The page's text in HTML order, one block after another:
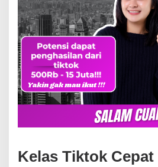
Kelas Tiktok Cepat